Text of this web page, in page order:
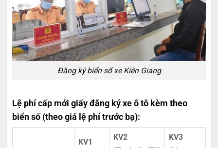
Đăng ký biển số xe Kiên Giang
Lệ phí cấp mới giấy đăng ký xe ô tô kèm theo
biển số (theo giá lệ phí trước bạ):
KV1
KV2
KV3